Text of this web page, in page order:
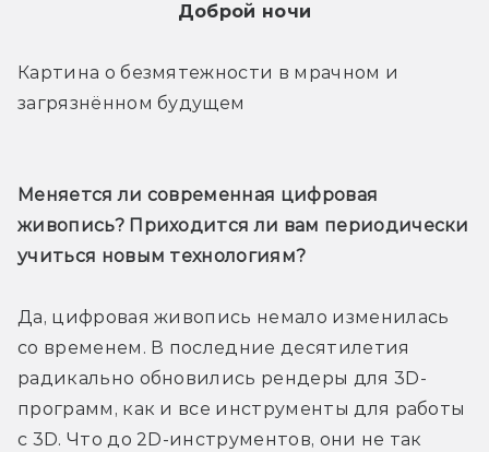
Доброй ночи
Картина о безмятежности в мрачном и
загрязнённом будущем
Меняется ли современная цифровая
живопись? Приходится ли вам периодически
учиться новым технологиям?
Да, цифровая живопись немало изменилась
со временем. В последние десятилетия
радикально обновились рендеры для 3D-
программ, как и все инструменты для работы
с 3D. Что до 2D-инструментов, они не так